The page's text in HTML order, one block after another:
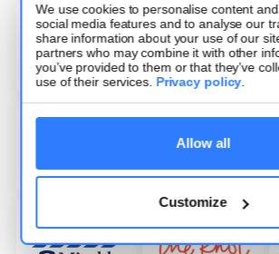
We use cookies to personalise content
social media features and to analyse our
share information about your use of our
partners who may combine it with other
you’ve provided to them or that they’ve
use of their services. Privacy policy.
Allow all
Customize